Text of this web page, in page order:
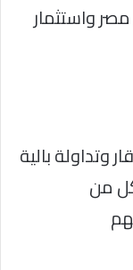
واستثمار
وتداولة بالية
من